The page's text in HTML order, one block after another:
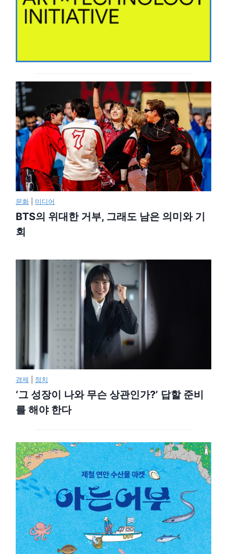
문화 미디어
BTS의 위대한 거부, 그래도 남은 의미와 기
회
경제 정치
‘그 성장이 나와 무슨 상관인가?’ 답할 준비
를 해야 한다